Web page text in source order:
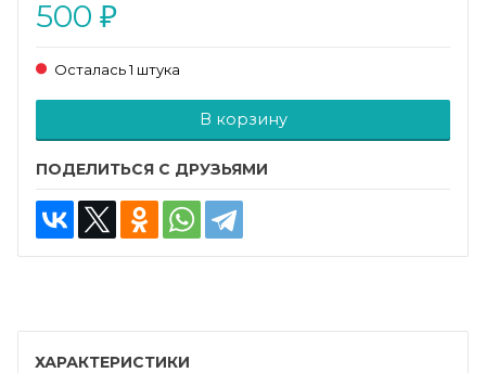
500 ₽
Осталась 1 штука
В корзину
ПОДЕЛИТЬСЯ С ДРУЗЬЯМИ
ХАРАКТЕРИСТИКИ